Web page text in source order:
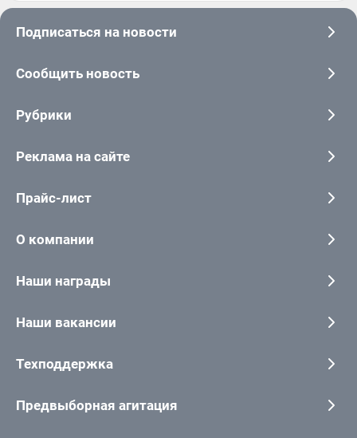
Подписаться на новости
Сообщить новость
Рубрики
Реклама на сайте
Прайс-лист
О компании
Наши награды
Наши вакансии
Техподдержка
Предвыборная агитация